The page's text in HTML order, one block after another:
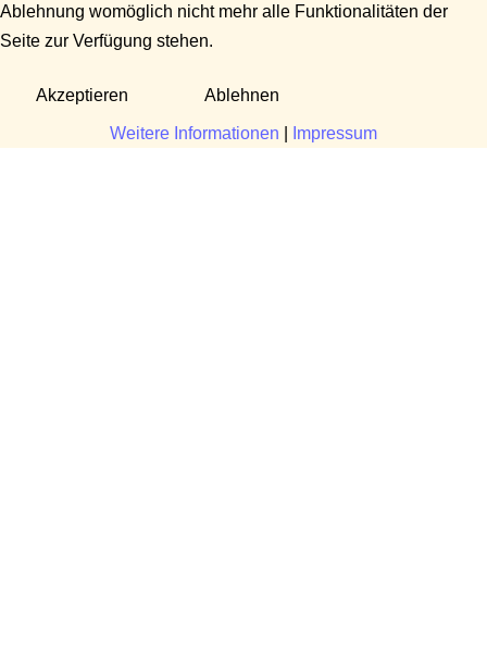
Ablehnung womöglich nicht mehr alle Funktionalitäten der
Seite zur Verfügung stehen.
Akzeptieren Ablehnen
Weitere Informationen Impressum